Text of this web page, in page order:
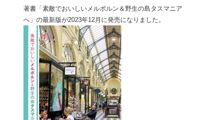
著書「素敵でおいしいメルボルン＆野生の島タスマニア
へ」の最新版が2023年12月に発売になりました。